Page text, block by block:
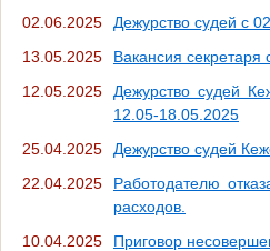
02.06.2025
Дежурство судей с
13.05.2025
Вакансия секретаря
12.05.2025
Дежурство судей
12.05-18.05.2025
25.04.2025
Дежурство судей
22.04.2025
Работодателю
расходов.
10.04.2025
Приговор